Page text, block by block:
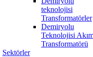
teknolojisi
Transformatörler
Demiryolu
Teknolojisi
Transformatörü
Sektörler